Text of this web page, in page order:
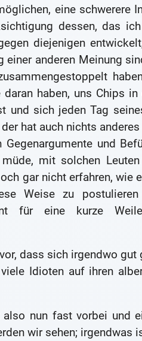
eine schwerere
dessen, das
diejenigen
einer anderen Meinung
haben, uns Chips
und sich jeden Tag
hat auch nichts
Gegenargumente und
mit solchen
gar nicht erfahren,
Weise zu
für eine kurze
dass sich irgendwo
Idioten auf ihren
nun fast vorbei und
wir sehen; irgendwas